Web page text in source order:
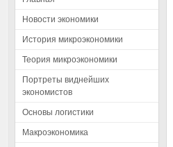
Новости экономики
История микроэкономики
Теория микроэкономики
Портреты виднейших
экономистов
Основы логистики
Макроэкономика